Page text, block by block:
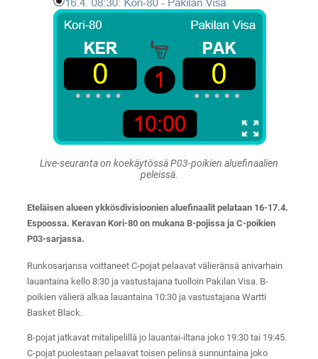
Live-seuranta on koekäytössä P03-poikien aluefinaalien
peleissä.
Eteläisen alueen ykkösdivisioonien aluefinaalit pelataan 16-17.4.
Espoossa. Keravan Kori-80 on mukana B-pojissa ja C-poikien
P03-sarjassa.
Runkosarjansa voittaneet C-pojat pelaavat välieränsä anivarhain
lauantaina kello 8:30 ja vastustajana tuolloin Pakilan Visa. B-
poikien välierä alkaa lauantaina 10:30 ja vastustajana Wartti
Basket Black.
B-pojat jatkavat mitalipelillä jo lauantai-iltana joko 19:30 tai 19:45.
C-pojat puolestaan pelaavat toisen pelinsä sunnuntaina joko